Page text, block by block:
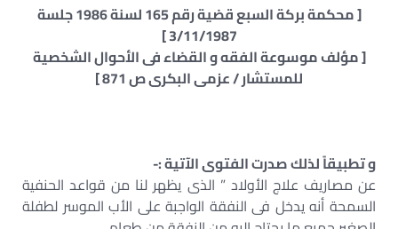
[ محكمة بركة السبع قضية رقم 165 لسنة 1986 جلسة
3/11/1987 ]
[ مؤلف موسوعة الفقه و القضاء فى الأحوال الشخصية
للمستشار / عزمى البكرى ص 871 ]
و تطبيقاً لذلك صدرت الفتوى الآتية :-
عن مصاريف علاج الأولاد ” الذى يظهر لنا من قواعد الحنفية
السمحة أنه يدخل فى النفقة الواجبة على الأب الموسر لطفلة